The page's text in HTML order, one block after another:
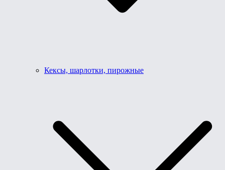
Кексы, шарлотки, пирожные